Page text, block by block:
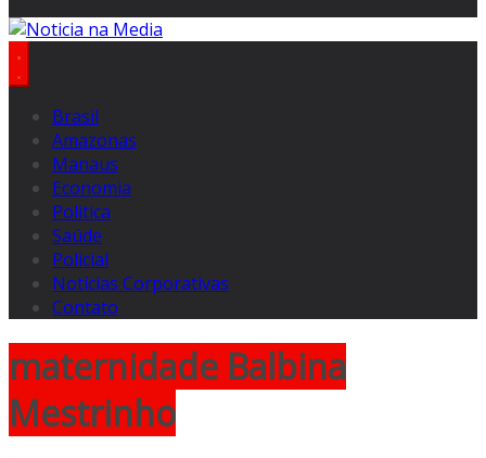
Brasil
Amazonas
Manaus
Economia
Politica
Saúde
Policial
Notícias Corporativas
Contato
maternidade Balbina
Mestrinho